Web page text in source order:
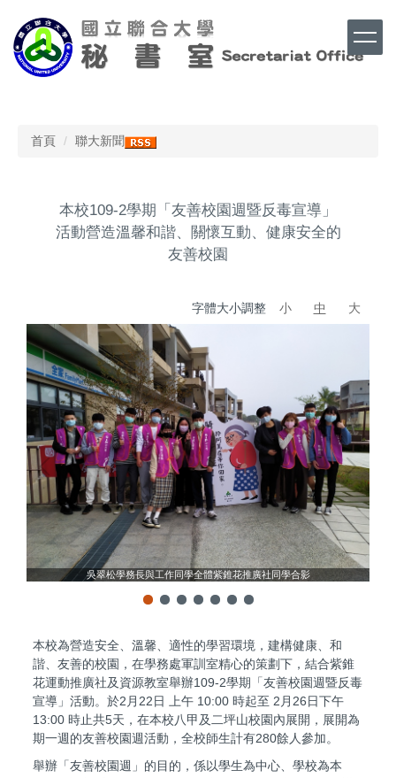
到
主
要
首頁 聯大新聞
本校109-2學期「友善校園週暨反毒宣導」
活動營造溫馨和諧、關懷互動、健康安全的
友善校園
字體大小調整 小 中 大
吳翠松學務長與工作同學全體紫錐花推廣社同學合影
本校為營造安全、溫馨、適性的學習環境，建構健康、和
諧、友善的校園，在學務處軍訓室精心的策劃下，結合紫錐
花運動推廣社及資源教室舉辦109-2學期「友善校園週暨反毒
宣導」活動。於2月22日 上午 10:00 時起至 2月26日下午
13:00 時止共5天，在本校八甲及二坪山校園內展開，展開為
期一週的友善校園週活動，全校師生計有280餘人參加。
舉辦「友善校園週」的目的，係以學生為中心、學校為本